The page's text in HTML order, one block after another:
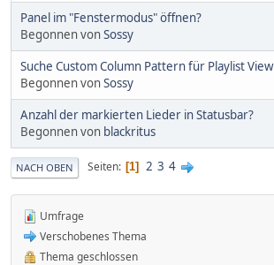
Panel im "Fenstermodus" öffnen?
Begonnen vonSossy
Suche Custom Column Pattern für Playlist View
Begonnen vonSossy
Anzahl der markierten Lieder in Statusbar?
Begonnen von blackritus
NACH OBEN Seiten 1 2 3 4
Umfrage
Verschobenes Thema
Thema geschlossen